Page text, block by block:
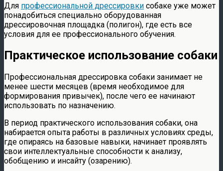
Для профессиональной дрессировки собаке уже может
понадобиться специально оборудованная
дрессировочная площадка (полигон), где есть все
условия для ее профессионального обучения.
Практическое использование собаки
Профессиональная дрессировка собаки занимает не
менее шести месяцев (время необходимое для
формирования привычек), после чего ее начинают
использовать по назначению.
В период практического использования собаки, она
набирается опыта работы в различных условиях среды,
где опираясь на базовые навыки, начинает проявлять
свои интеллектуальные способности к анализу,
обобщению и инсайту (озарению).